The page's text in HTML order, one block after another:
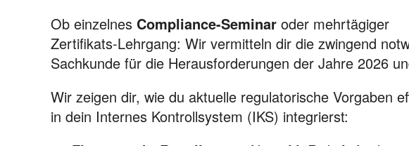
Ob einzelnes Compliance-Seminar oder mehrtägiger
Zertifikats-Lehrgang: Wir vermitteln dir die zwingend
Sachkunde für die Herausforderungen der Jahre 2026
Wir zeigen dir, wie du aktuelle regulatorische Vorgaben
in dein Internes Kontrollsystem (IKS) integrierst: